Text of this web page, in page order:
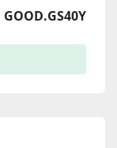
GOOD.GS40Y